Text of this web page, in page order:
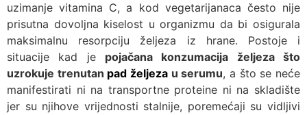
uzimanje vitamina C, a kod vegetarijanaca često nije
prisutna dovoljna kiselost u organizmu da bi osigurala
maksimalnu resorpciju željeza iz hrane. Postoje i
situacije kad je pojačana konzumacija željeza što
uzrokuje trenutan pad željeza u serumu, a što se neće
manifestirati ni na transportne proteine ni na skladište
jer su njihove vrijednosti stalnije, poremećaji su vidljivi